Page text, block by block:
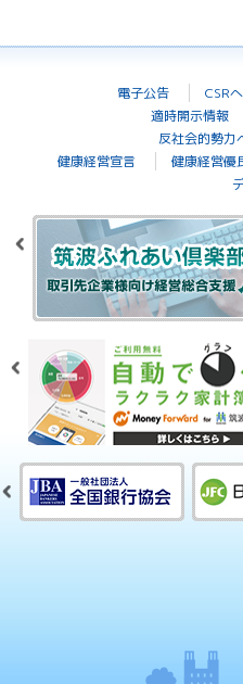
電子公告 CSR
適時開示情報
反社会的勢力
健康経営宣言
健康経営優